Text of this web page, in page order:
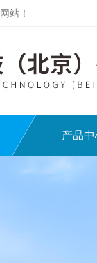
站！
产品中